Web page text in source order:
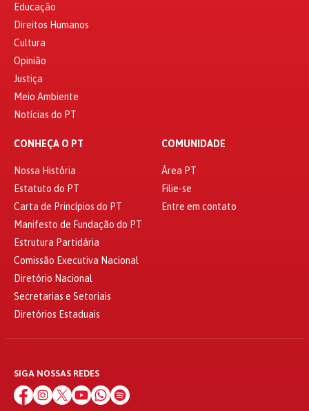
Educação
Direitos Humanos
Cultura
Opinião
Justiça
Meio Ambiente
Notícias do PT
CONHEÇA O PT
Nossa História
Estatuto do PT
Carta de Princípios do PT
Manifesto de Fundação do PT
Estrutura Partidária
Comissão Executiva Nacional
Diretório Nacional
Secretarias e Setoriais
Diretórios Estaduais
COMUNIDADE
Área PT
Filie-se
Entre em contato
SIGA NOSSAS REDES